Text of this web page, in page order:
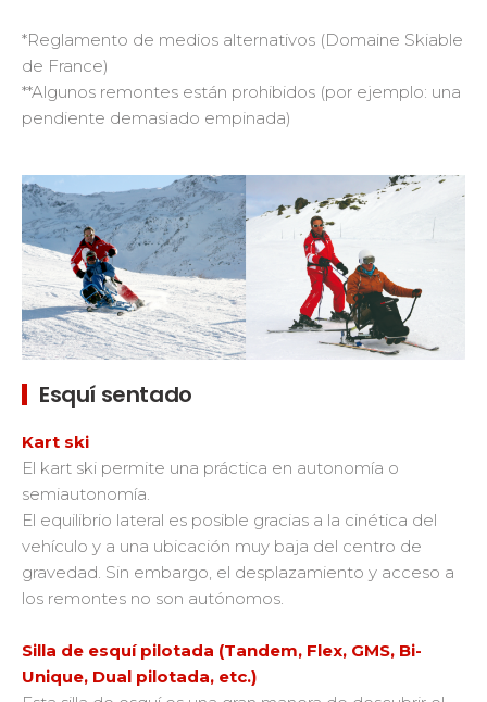
*Reglamento de medios alternativos (Domaine Skiable
de France)
**Algunos remontes están prohibidos (por ejemplo: una
pendiente demasiado empinada)
Esquí sentado
Kart ski
El kart ski permite una práctica en autonomía o
semiautonomía.
El equilibrio lateral es posible gracias a la cinética del
vehículo y a una ubicación muy baja del centro de
gravedad. Sin embargo, el desplazamiento y acceso a
los remontes no son autónomos.
Silla de esquí pilotada (Tandem, Flex, GMS, Bi-
Unique, Dual pilotada, etc.)